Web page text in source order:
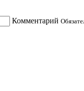
Комментарий